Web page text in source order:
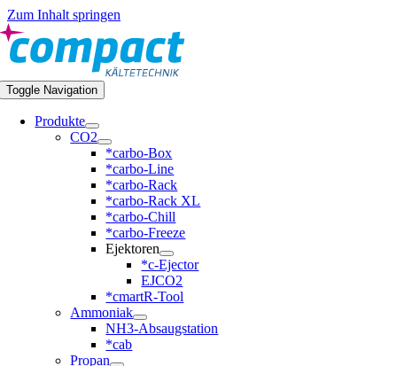
Zum Inhalt springen
Toggle Navigation
Produkte
CO2
*carbo-Box
*carbo-Line
*carbo-Rack
*carbo-Rack XL
*carbo-Chill
*carbo-Freeze
Ejektoren
*c-Ejector
EJCO2
*cmartR-Tool
Ammoniak
NH3-Absaugstation
*cab
Propan